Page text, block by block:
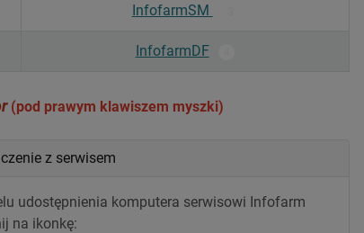
InfofarmSM
InfofarmDF
(pod prawym klawiszem myszki)
z serwisem
udostępnienia komputera serwisowi Infofarm
na ikonkę: